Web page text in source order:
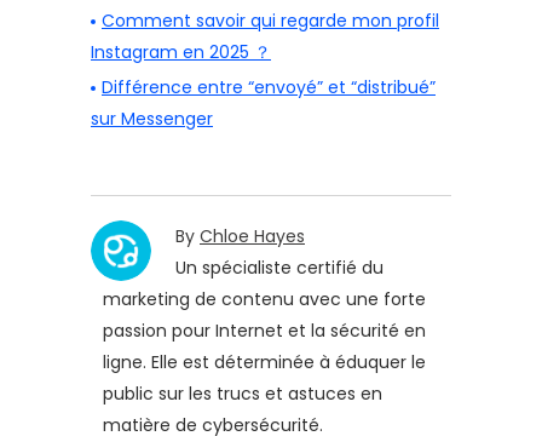
Comment savoir qui regarde mon profil
Instagram en 2025 ？
Différence entre “envoyé” et “distribué”
sur Messenger
By Chloe Hayes
Un spécialiste certifié du
marketing de contenu avec une forte
passion pour Internet et la sécurité en
ligne. Elle est déterminée à éduquer le
public sur les trucs et astuces en
matière de cybersécurité.